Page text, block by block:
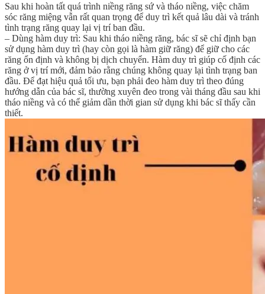
Sau khi hoàn tất quá trình niềng răng sứ và tháo niềng, việc chăm
sóc răng miệng vẫn rất quan trọng để duy trì kết quả lâu dài và tránh
tình trạng răng quay lại vị trí ban đầu.
– Dùng hàm duy trì: Sau khi tháo niềng răng, bác sĩ sẽ chỉ định bạn
sử dụng hàm duy trì (hay còn gọi là hàm giữ răng) để giữ cho các
răng ổn định và không bị dịch chuyển. Hàm duy trì giúp cố định các
răng ở vị trí mới, đảm bảo rằng chúng không quay lại tình trạng ban
đầu. Để đạt hiệu quả tối ưu, bạn phải đeo hàm duy trì theo đúng
hướng dẫn của bác sĩ, thường xuyên đeo trong vài tháng đầu sau khi
tháo niềng và có thể giảm dần thời gian sử dụng khi bác sĩ thấy cần
thiết.